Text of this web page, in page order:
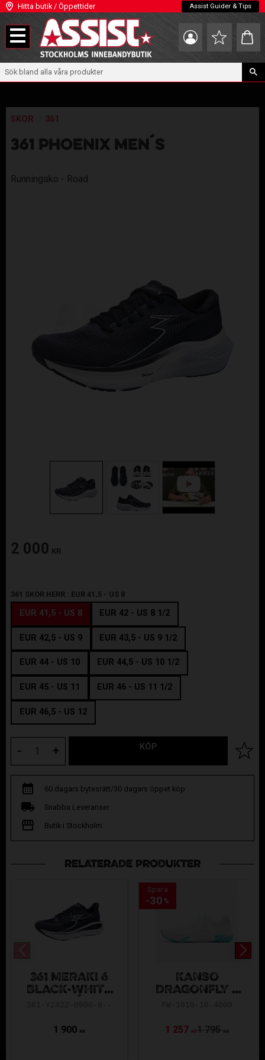
Meny
Hitta butik / Öppettider Assist Guider & Tips
Favoriter
SKOR 361
361 PHOENIX MEN´S
Runningsko - Road
2 000 KR
361 SKOR HERR : EUR 41,5 - US 8
EUR 41,5 - US 8 EUR 42 - US 8 1/2
EUR 42,5 - US 9 EUR 43,5 - US 9 1/2
EUR 44 - US 10 EUR 44,5 - US 10 1/2
EUR 45 - US 11 EUR 46 - US 11 1/2
EUR 46,5 - US 12
+
- KÖP Lägg
60 dagars bytesrätt/30 dagars öppet köp
Snabba Leveranser
Butik i Stockholm
RELATERADE PRODUKTER
361 MERAKI 6
BLACK-WHITE
1 900 KR
KANSO
DRAGONFLY 2
1 257 KR1 795 KR
Spara
30 %